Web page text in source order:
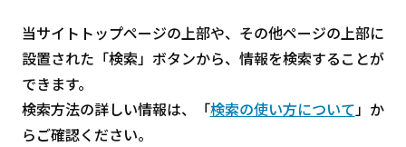
当サイトトップページの上部や、その他ページの上部に
設置された「検索」ボタンから、情報を検索することが
できます。
検索方法の詳しい情報は、「検索の使い方について」か
らご確認ください。